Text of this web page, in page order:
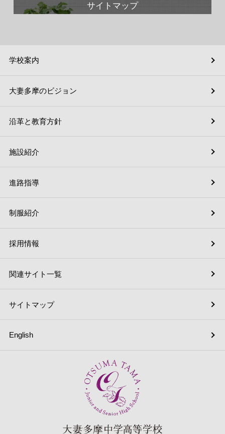
サイトマップ
学校案内
施設紹介
採用情報
English
大妻多摩のビジョン
進路指導
関連サイト一覧
沿革と教育方針
制服紹介
サイトマップ